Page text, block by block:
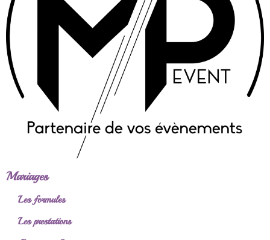
Mariages
Les formules
Les prestations